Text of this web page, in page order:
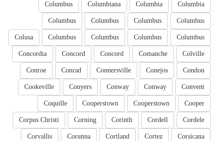
Columbia
Columbia
Columbiana
Columbus
Columbus
Columbus
Columbus
Columbus
Columbus
Columbus
Columbus
Columbus
Colusa
Colville
Comanche
Concord
Concord
Concordia
Condon
Conejos
Connersville
Conrad
Conroe
Convent
Conway
Conway
Conyers
Cookeville
Cooper
Cooperstown
Cooperstown
Coquille
Cordele
Cordell
Corinth
Corning
Corpus Christi
Corsicana
Cortez
Cortland
Corunna
Corvallis